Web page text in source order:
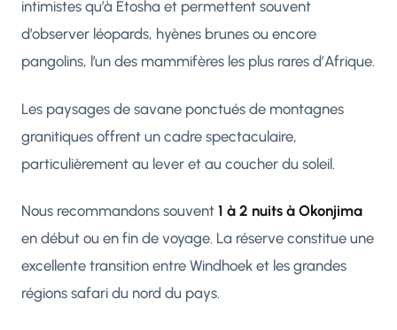
intimistes qu’à Etosha et permettent souvent
d’observer léopards, hyènes brunes ou encore
pangolins, l’un des mammifères les plus rares d’Afrique.
Les paysages de savane ponctués de montagnes
granitiques offrent un cadre spectaculaire,
particulièrement au lever et au coucher du soleil.
Nous recommandons souvent 1 à 2 nuits à Okonjima
en début ou en fin de voyage. La réserve constitue une
excellente transition entre Windhoek et les grandes
régions safari du nord du pays.